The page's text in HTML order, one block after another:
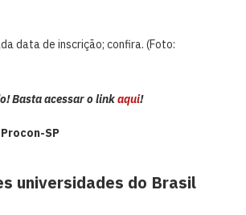
data de inscrição; confira. (Foto:
Basta acessar o linkaqui!
SP
universidades do Brasil